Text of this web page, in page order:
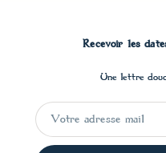
Recevoir les
Une lettre